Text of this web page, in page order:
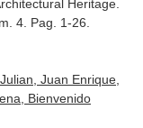
Heritage.
4. Pag. 1-26.
Juan Enrique,
Bienvenido